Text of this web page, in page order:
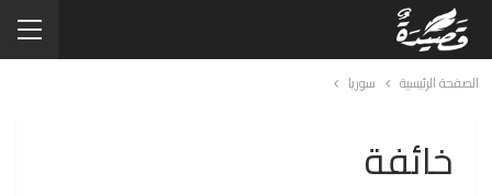
الصفحة الرئيسية سوريا
خائفة